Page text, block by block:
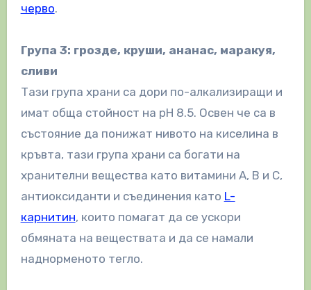
черво.
Група 3: грозде, круши, ананас, маракуя,
сливи
Тази група храни са дори по-алкализиращи и
имат обща стойност на рН 8.5. Освен че са в
състояние да понижат нивото на киселина в
кръвта, тази група храни са богати на
хранителни вещества като витамини A, B и C,
антиоксиданти и съединения като L-
карнитин, които помагат да се ускори
обмяната на веществата и да се намали
наднорменото тегло.